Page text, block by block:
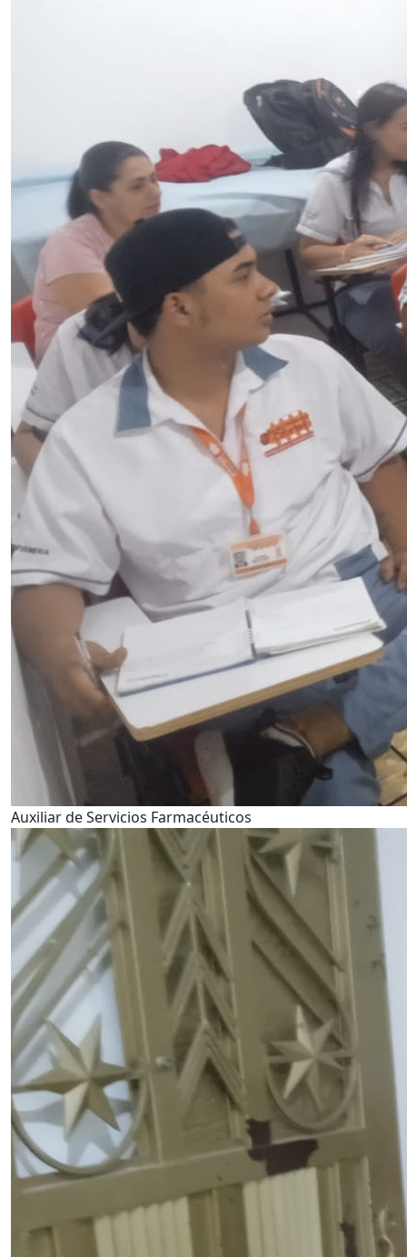
Auxiliar de Servicios Farmacéuticos